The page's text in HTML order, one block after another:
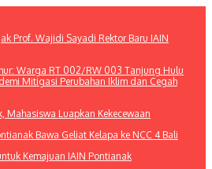
Prof. Wajidi Sayadi Rektor Baru IAIN
Warga RT 002/RW 003 Tanjung Hulu
Mitigasi Perubahan Iklim dan Cegah
Luapkan Kekecewaan
Bawa Geliat Kelapa ke NCC 4 Bali
Kemajuan IAIN Pontianak